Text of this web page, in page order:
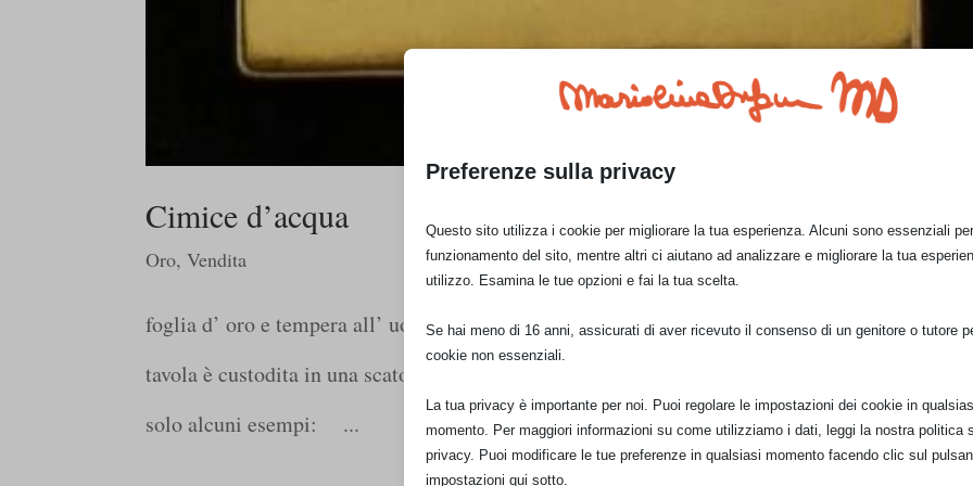
Cimice d’acqua
Oro,Vendita
foglia d’ oro e tempera all’ uovo su tavola cm 10 x cm 10 fa parte della serie “insect icons”:
tavola è custodita in una scatola nella quale c’è anche l’ acquerello preparatorio . qui di seguito
solo alcuni esempi: ...
Preferenze sulla privacy
Questo sito utilizza i cookie per migliorare la tua esperienza. Alcuni sono essenziali per
funzionamento del sito, mentre altri ci aiutano ad analizzare e migliorare la tua
utilizzo. Esamina le tue opzioni e fai la tua scelta.
Se hai meno di 16 anni, assicurati di aver ricevuto il consenso di un genitore o tutore
cookie non essenziali.
La tua privacy è importante per noi. Puoi regolare le impostazioni dei cookie in
momento. Per maggiori informazioni su come utilizziamo i dati, leggi la nostra politica
privacy. Puoi modificare le tue preferenze in qualsiasi momento facendo clic sul
impostazioni qui sotto.